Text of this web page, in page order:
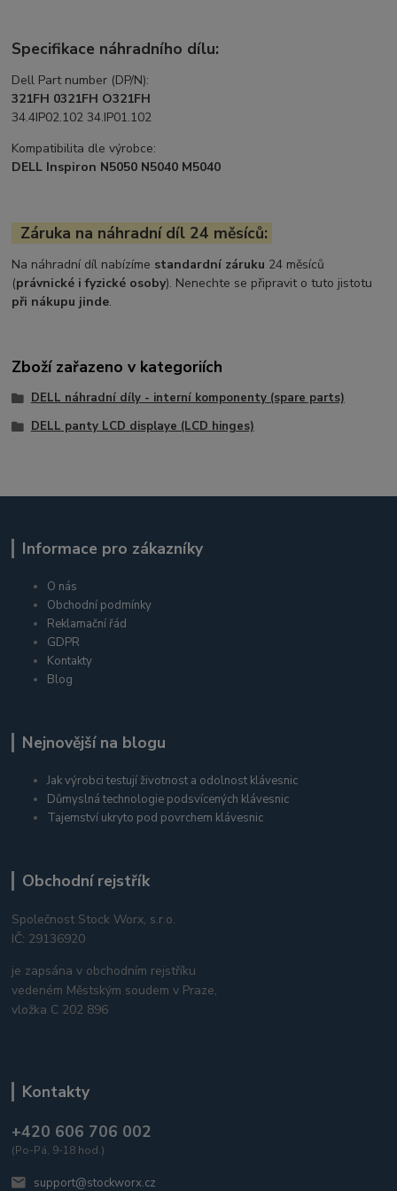
Specifikace náhradního dílu:
Dell Part number (DP/N):
321FH 0321FH O321FH
34.4IP02.102 34.IP01.102
Kompatibilita dle výrobce:
DELL Inspiron N5050 N5040 M5040
Záruka na náhradní díl 24 měsíců:
Na náhradní díl nabízíme standardní záruku 24 měsíců
(právnické i fyzické osoby). Nenechte se připravit o tuto jistotu
při nákupu jinde.
Zboží zařazeno v kategoriích
DELL náhradní díly - interní komponenty (spare parts)
DELL panty LCD displaye (LCD hinges)
Informace pro zákazníky
O nás
Obchodní podmínky
Reklamační řád
GDPR
Kontakty
Blog
Nejnovější na blogu
Jak výrobci testují životnost a odolnost klávesnic
Důmyslná technologie podsvícených klávesnic
Tajemství ukryto pod povrchem klávesnic
Obchodní rejstřík
Společnost Stock Worx, s.r.o.
IČ: 29136920
je zapsána v obchodním rejstříku
vedeném Městským soudem v Praze,
vložka C 202 896
Kontakty
+420 606 706 002
(Po-Pá, 9-18 hod.)
support@stockworx.cz